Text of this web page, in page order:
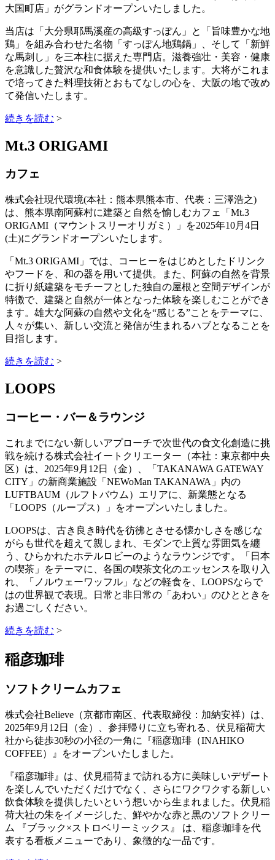
大国町店」がグランドオープンいたしました。
当店は「大分県耶馬溪産の高級すっぽん」と「旨味豊かな地
鶏」を組み合わせた名物「すっぽん地鶏鍋」、そして「新鮮
な馬刺し」を三本柱に据えた専門店。滋養強壮・美容・健康
を意識した贅沢な和食体験を提供いたします。大将がこれま
で培ってきた料理技術とおもてなしの心を、大阪の地で改め
て発信いたします。
続きを読む >
Mt.3 ORIGAMI
カフェ
株式会社現代環境(本社：熊本県熊本市、代表：三澤浩之)
は、熊本県南阿蘇村に建築と自然を愉しむカフェ「Mt.3
ORIGAMI（マウントスリーオリガミ）」を2025年10月4日
(土)にグランドオープンいたします。
「Mt.3 ORIGAMI」では、コーヒーをはじめとしたドリンク
やフードを、和の器を用いて提供。また、阿蘇の自然を背景
に折り紙建築をモチーフとした独自の屋根と空間デザインが
特徴で、建築と自然が一体となった体験を楽しむことができ
ます。雄大な阿蘇の自然や文化を“感じる”ことをテーマに、
人々が集い、新しい交流と発信が生まれるハブとなることを
目指します。
続きを読む >
LOOPS
コーヒー・バー＆ラウンジ
これまでにない新しいアプローチで次世代の食文化創造に挑
戦を続ける株式会社イートクリエーター（本社：東京都中央
区）は、2025年9月12日（金）、「TAKANAWA GATEWAY
CITY」の新商業施設「NEWoMan TAKANAWA」内の
LUFTBAUM（ルフトバウム）エリアに、新業態となる
「LOOPS（ループス）」をオープンいたしました。
LOOPSは、古き良き時代を彷彿とさせる懐かしさを感じな
がらも世代を超えて親しまれ、モダンで上質な雰囲気を纏
う、ひらかれたホテルロビーのようなラウンジです。「日本
の喫茶」をテーマに、各国の喫茶文化のエッセンスを取り入
れ、「ノルウェーワッフル」などの軽食を、LOOPSならで
はの世界観で表現。日常と非日常の「あわい」のひとときを
お過ごしください。
続きを読む >
稲彦珈琲
ソフトクリームカフェ
株式会社Believe（京都市南区、代表取締役：加納安祥）は、
2025年9月12日（金）、参拝帰りに立ち寄れる、伏見稲荷大
社から徒歩30秒の小径の一角に『稲彦珈琲（INAHIKO
COFFEE）』をオープンいたしました。
『稲彦珈琲』は、伏見稲荷まで訪れる方に美味しいデザート
を楽しんでいただくだけでなく、さらにワクワクする新しい
飲食体験を提供したいという想いから生まれました。伏見稲
荷大社の朱をイメージした、鮮やかな赤と黒のソフトクリー
ム 『ブラック×ストロベリーミックス』 は、稲彦珈琲を代
表する看板メニューであり、象徴的な一品です。